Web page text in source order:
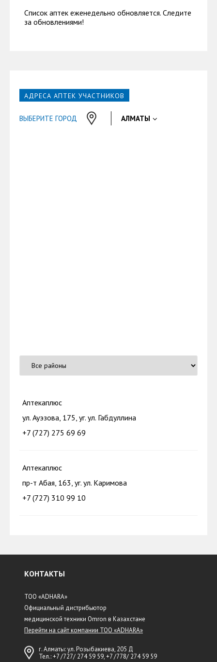
Список аптек еженедельно обновляется. Следите
за обновлениями!
АДРЕСА АПТЕК УЧАСТНИКОВ
ВЫБЕРИТЕ ГОРОД АЛМАТЫ
Аптекаплюс
ул. Ауэзова, 175, уг. ул. Габдуллина
+7 (727) 275 69 69
Аптекаплюс
пр-т Абая, 163, уг. ул. Каримова
+7 (727) 310 99 10
КОНТАКТЫ
ТОО «ADHARA»
Официальный дистрибьютор
медицинской техники Omron в Казахстане
Перейти на сайт компании ТОО «ADHARA»
г. Алматы: ул. Розыбакиева, 205 Д
Тел.:+7 /727/ 274 59 59,+7 /778/ 274 59 59